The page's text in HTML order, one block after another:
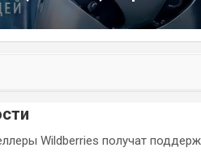
Wildberries получат